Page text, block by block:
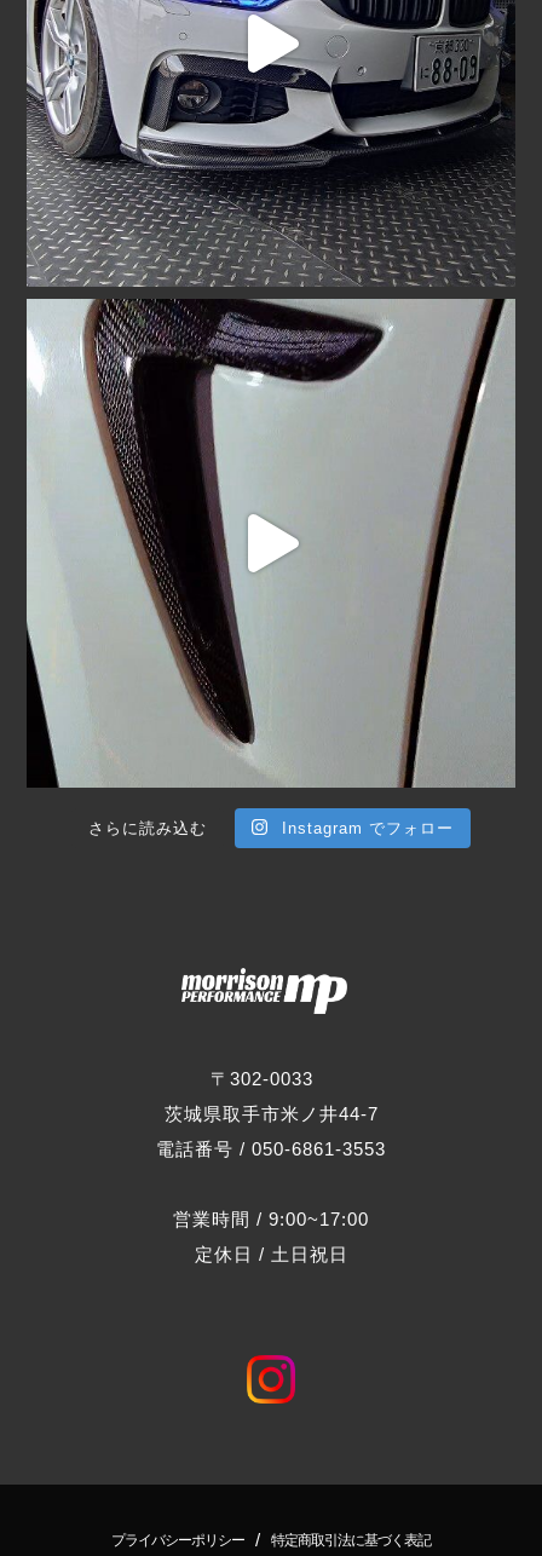
〒302-0033
茨城県取手市米ノ井44-7
電話番号 / 050-6861-3553
営業時間 / 9:00~17:00
定休日 / 土日祝日
さらに読み込む Instagram でフォロー
プライバシーポリシー / 特定商取引法に基づく表記